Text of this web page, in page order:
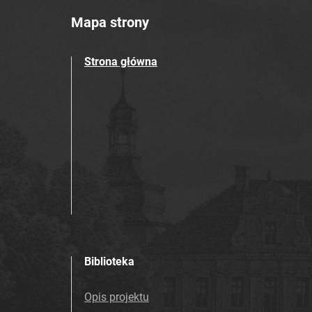
Mapa strony
Strona główna
Biblioteka
Opis projektu